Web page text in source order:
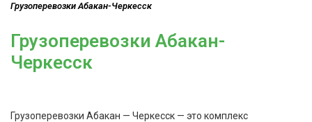
Грузоперевозки Абакан-Черкесск
Грузоперевозки Абакан-
Черкесск
Грузоперевозки Абакан — Черкесск — это комплекс